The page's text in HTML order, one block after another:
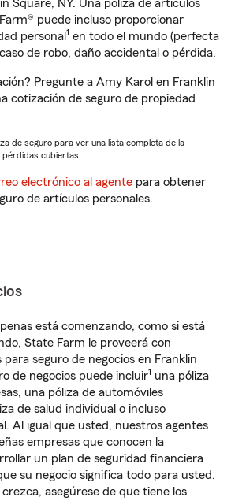
Square, NY. Una póliza de artículos
puede incluso proporcionar
personal 1 en todo el mundo (perfecta
de robo, daño accidental o pérdida.
Pregunte a Amy Karol en Franklin
cotización de seguro de propiedad
de seguro para ver una lista completa de la
cubiertas.
electrónico al agente para obtener
de artículos personales.
está comenzando, como si está
State Farm le proveerá con
seguro de negocios en Franklin
de negocios puede incluir1 una póliza
una póliza de automóviles
de salud individual o incluso
Al igual que usted, nuestros agentes
empresas que conocen la
un plan de seguridad financiera
su negocio significa todo para usted.
asegúrese de que tiene los